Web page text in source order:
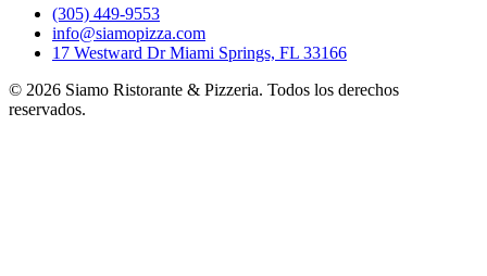
(305) 449-9553
info@siamopizza.com
17 Westward Dr Miami Springs, FL 33166
© 2026 Siamo Ristorante & Pizzeria. Todos los derechos
reservados.